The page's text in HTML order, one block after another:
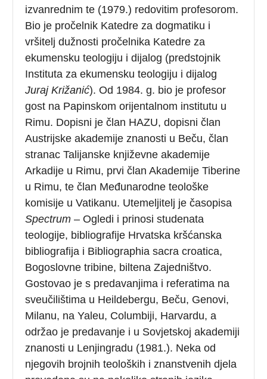
izvanrednim te (1979.) redovitim profesorom.
Bio je pročelnik Katedre za dogmatiku i
vršitelj dužnosti pročelnika Katedre za
ekumensku teologiju i dijalog (predstojnik
Instituta za ekumensku teologiju i dijalog
Juraj Križanić). Od 1984. g. bio je profesor
gost na Papinskom orijentalnom institutu u
Rimu. Dopisni je član HAZU, dopisni član
Austrijske akademije znanosti u Beču, član
stranac Talijanske književne akademije
Arkadije u Rimu, prvi član Akademije Tiberine
u Rimu, te član Međunarodne teološke
komisije u Vatikanu. Utemeljitelj je časopisa
Spectrum – Ogledi i prinosi studenata
teologije, bibliografije Hrvatska kršćanska
bibliografija i Bibliographia sacra croatica,
Bogoslovne tribine, biltena Zajedništvo.
Gostovao je s predavanjima i referatima na
sveučilištima u Heildebergu, Beču, Genovi,
Milanu, na Yaleu, Columbiji, Harvardu, a
održao je predavanje i u Sovjetskoj akademiji
znanosti u Lenjingradu (1981.). Neka od
njegovih brojnih teoloških i znanstvenih djela